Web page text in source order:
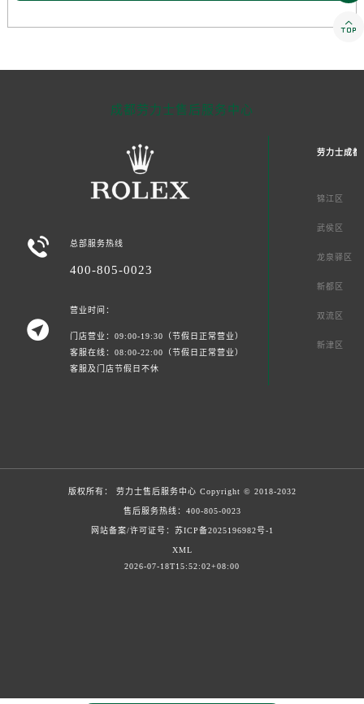
成都劳力士售后服务中心
 总部服务热线
400-805-0023

营业时间：
门店营业：09:00-19:30（节假日正常营业）
客服在线：08:00-22:00（节假日正常营业）
客服及门店节假日不休
劳力士成都
锦江区
武侯区
龙泉驿区
新都区
双流区
新津区
版权所有： 劳力士售后服务中心 Copyright © 2018-2032
售后服务热线： 400-805-0023
网站备案/许可证号：苏ICP备2025196982号-1
XML
2026-07-18T15:52:02+08:00
